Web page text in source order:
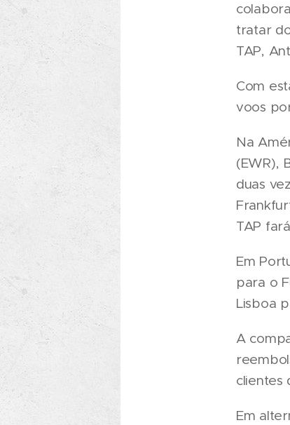
tratar
TAP,
Com
voos
Na
(EWR),
duas
TAP
Em
para o
Lisboa
A
clientes
Em